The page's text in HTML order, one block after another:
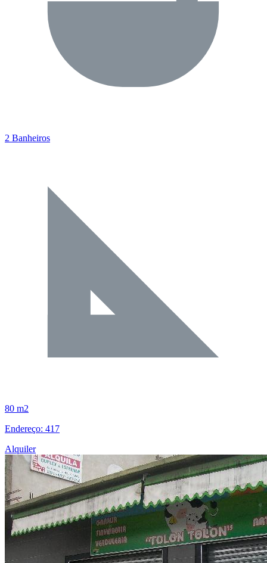
2 Banheiros
80 m2
Endereço: 417
Alquiler